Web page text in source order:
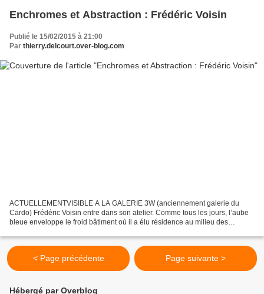
Enchromes et Abstraction : Frédéric Voisin
Publié le 15/02/2015 à 21:00
Par thierry.delcourt.over-blog.com
ACTUELLEMENTVISIBLE A LA GALERIE 3W (anciennement galerie du
Cardo) Frédéric Voisin entre dans son atelier. Comme tous les jours, l’aube
bleue enveloppe le froid bâtiment où il a élu résidence au milieu des
< Page précédente Page suivante >
Hébergé par Overblog